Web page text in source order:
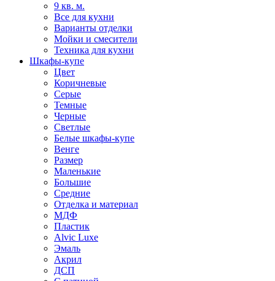
9 кв. м.
Все для кухни
Варианты отделки
Мойки и смесители
Техника для кухни
Шкафы-купе
Цвет
Коричневые
Серые
Темные
Черные
Светлые
Белые шкафы-купе
Венге
Размер
Маленькие
Большие
Средние
Отделка и материал
МДФ
Пластик
Alvic Luxe
Эмаль
Акрил
ДСП